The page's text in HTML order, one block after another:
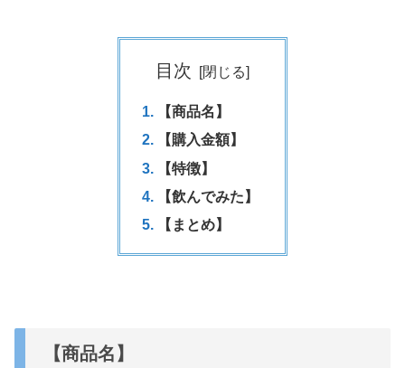
目次
【商品名】
【購入金額】
【特徴】
【飲んでみた】
【まとめ】
【商品名】